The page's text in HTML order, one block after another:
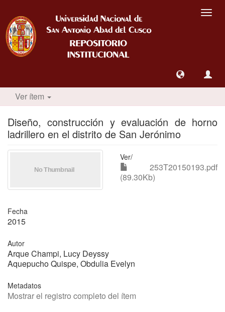
Ver ítem
Diseño, construcción y evaluación de horno
ladrillero en el distrito de San Jerónimo
Ver/
253T20150193.pdf
(89.30Kb)
Fecha
2015
Autor
Arque Champi, Lucy Deyssy
Aquepucho Quispe, Obdulia Evelyn
Metadatos
Mostrar el registro completo del ítem